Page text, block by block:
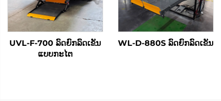
UVL-F-700 ລົດຍົກລົດເຂັນ
ແບບກະໄຕ
WL-D-880S ລົດຍົກລົດເຂັນ